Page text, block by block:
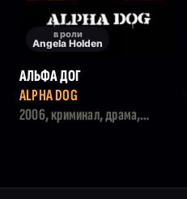
в роли
Angela Holden
АЛЬФА ДОГ
ALPHA DOG
2006, криминал, драма,